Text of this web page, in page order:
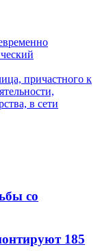
причастного к
в сети
со
185